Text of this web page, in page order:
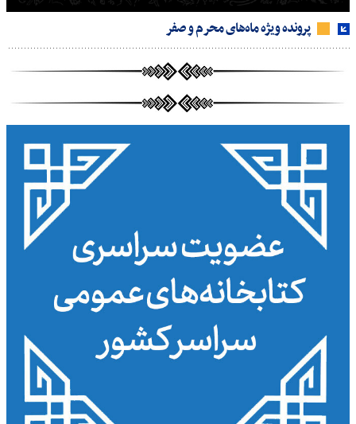
پرونده ویژه ماه‌های محرم و صفر